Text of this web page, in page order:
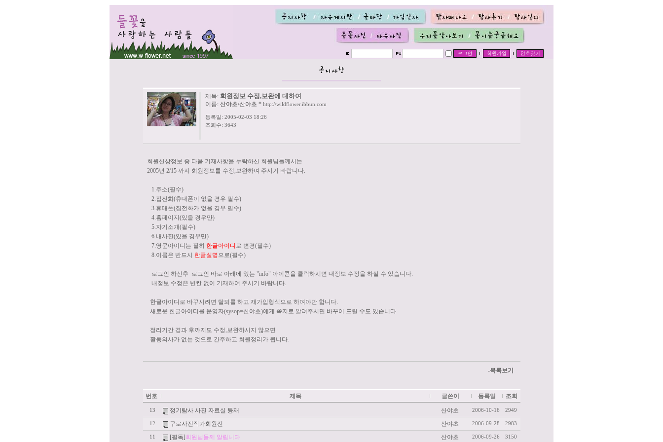
제목: 회원정보 수정,보완에 대하여
이름: 산야초/산야초 * http://wildflower.ibbun.com
등록일: 2005-02-03 18:26
조회수: 3643
회원신상정보 중 다음 기재사항을 누락하신 회원님들께서는
2005년 2/15 까지 회원정보를 수정,보완하여 주시기 바랍니다.
1.주소(필수)
2.집전화(휴대폰이 없을 경우 필수)
3.휴대폰(집전화가 없을 경우 필수)
4.홈페이지(있을 경우만)
5.자기소개(필수)
6.내사진(있을 경우만)
7.영문아이디는 필히 한글아이디 로 변경(필수)
8.이름은 반드시
한글실명으로(필수)
로그인 하신후 로그인 바로 아래에 있는 "info" 아이콘을 클릭하시면 내정보 수정을 하실 수 있습니다.
내정보 수정은 빈칸 없이 기재하여 주시기 바랍니다.
한글아이디로 바꾸시려면 탈퇴를 하고 재가입형식으로 하여야만 합니다.
새로운 한글아이디를 운영자(sysop=산야초)에게 쪽지로 알려주시면 바꾸어 드릴 수도 있습니다.
정리기간 경과 후까지도 수정,보완하시지 않으면
활동의사가 없는 것으로 간주하고 회원정리가 됩니다.
-목록보기
번호 제목 글쓴이 등록일 조회
13 정기탐사 사진 자료실 등재 산야초 2006-10-16 2949
12 구로사진작가회원전 산야초 2006-09-28 2983
11 [필독] 회원님들께 알립니다 산야초 2006-09-26 3150